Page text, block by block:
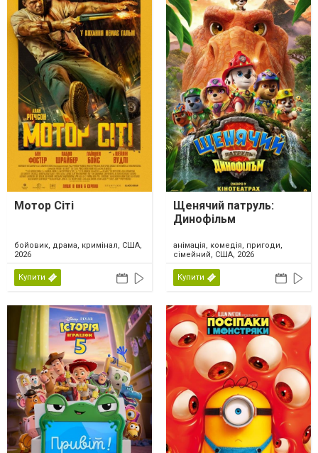
Мотор Сіті
бойовик, драма, кримінал, США,
2026
Купити
Щенячий патруль:
Динофільм
анімація, комедія, пригоди,
сімейний, США, 2026
Купити